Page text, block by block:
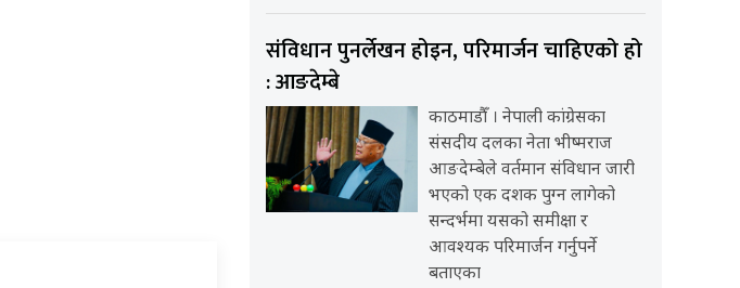
संविधान पुनर्लेखन होइन, परिमार्जन चाहिएको हो
: आङदेम्बे
काठमाडौँ । नेपाली कांग्रेसका
संसदीय दलका नेता भीष्मराज
आङदेम्बेले वर्तमान संविधान जारी
भएको एक दशक पुग्न लागेको
सन्दर्भमा यसको समीक्षा र
आवश्यक परिमार्जन गर्नुपर्ने
बताएका